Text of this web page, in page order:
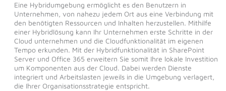
Eine Hybridumgebung ermöglicht es den Benutzern in
Unternehmen, von nahezu jedem Ort aus eine Verbindung mit
den benötigten Ressourcen und Inhalten herzustellen. Mithilfe
einer Hybridlösung kann Ihr Unternehmen erste Schritte in der
Cloud unternehmen und die Cloudfunktionalität im eigenen
Tempo erkunden. Mit der Hybridfunktionalität in SharePoint
Server und Office 365 erweitern Sie somit Ihre lokale Investition
um Komponenten aus der Cloud. Dabei werden Dienste
integriert und Arbeitslasten jeweils in die Umgebung verlagert,
die Ihrer Organisationsstrategie entspricht.